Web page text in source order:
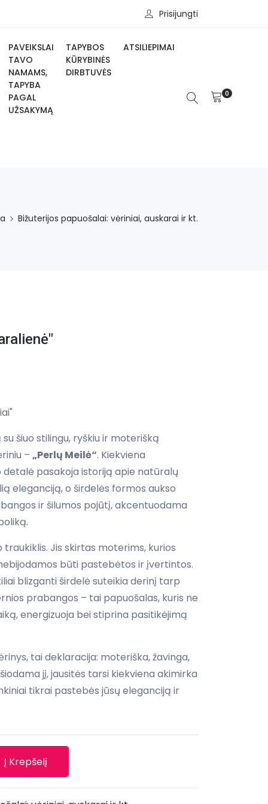
Prisijungti
PAVEIKSLAI
TAVO
NAMAMS,
TAPYBA
PAGAL
UŽSAKYMĄ
TAPYBOS
KŪRYBINĖS
DIRBTUVĖS
ATSILIEPIMAI
0
Bižuterijos papuošalai: vėriniai, auskarai ir kt.
šiuo stilingu, ryškiu ir moterišką
– „Perlų Meilė“. Kiekviena
pasakoja istoriją apie natūralų
eleganciją, o širdelės formos aukso
ir šilumos pojūtį, akcentuodama
traukiklis. Jis skirtas moterims, kurios
būti pastebėtos ir įvertintos.
blizganti širdelė suteikia derinį tarp
prabangos – tai papuošalas, kuris ne
energizuoja bei stiprina pasitikėjimą
tai deklaracija: moteriška, žavinga,
jį, jausitės tarsi kiekviena akimirka
tikrai pastebės jūsų eleganciją ir
Į Krepšelį